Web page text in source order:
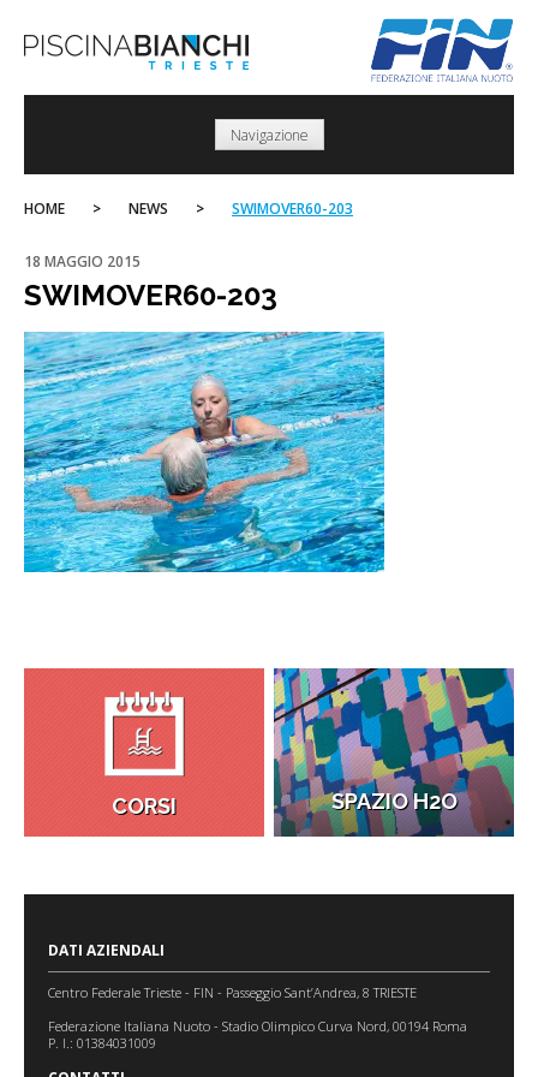
to
Navigazione
HOME > NEWS > SWIMOVER60-203
18 MAGGIO 2015
SWIMOVER60-203
CORSI SPAZIO H2O
DATI AZIENDALI
Centro Federale Trieste - FIN - Passeggio Sant’Andrea, 8 TRIESTE
Federazione Italiana Nuoto - Stadio Olimpico Curva Nord, 00194 Roma
P. I.: 01384031009